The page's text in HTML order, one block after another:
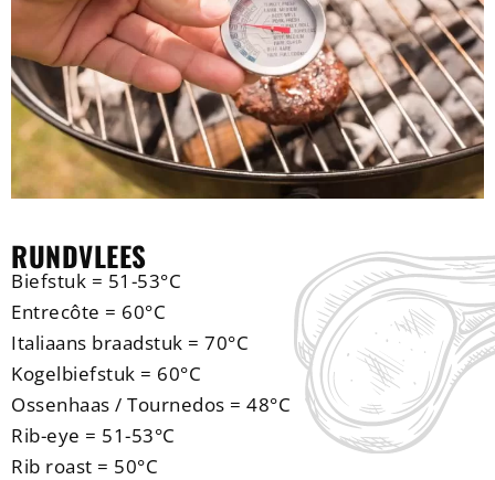
RUNDVLEES
Biefstuk = 51-53°C
Entrecôte = 60°C
Italiaans braadstuk = 70°C
Kogelbiefstuk = 60°C
Ossenhaas / Tournedos = 48°C
Rib-eye = 51-53°C
Rib roast = 50°C